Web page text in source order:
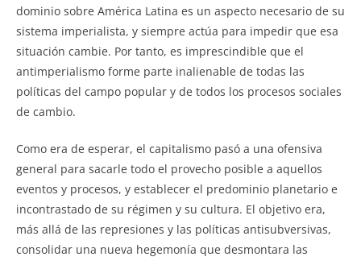
dominio sobre América Latina es un aspecto necesario de su
sistema imperialista, y siempre actúa para impedir que esa
situación cambie. Por tanto, es imprescindible que el
antimperialismo forme parte inalienable de todas las
políticas del campo popular y de todos los procesos sociales
de cambio.
Como era de esperar, el capitalismo pasó a una ofensiva
general para sacarle todo el provecho posible a aquellos
eventos y procesos, y establecer el predominio planetario e
incontrastado de su régimen y su cultura. El objetivo era,
más allá de las represiones y las políticas antisubversivas,
consolidar una nueva hegemonía que desmontara las